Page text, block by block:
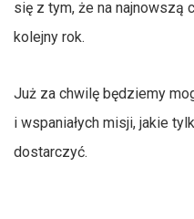
się z tym, że na najnowszą
kolejny rok.
Już za chwilę będziemy
i wspaniałych misji, jakie
dostarczyć.